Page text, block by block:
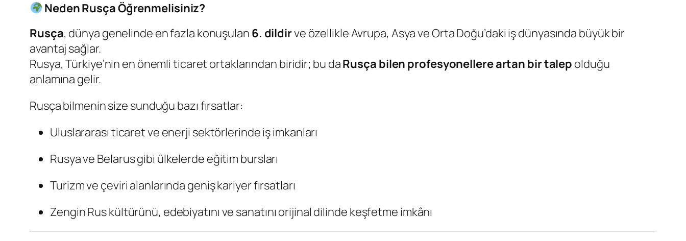
Neden Rusça Öğrenmelisiniz?
Rusça, dünya genelinde en fazla konuşulan 6. dildirve özellikle Avrupa, Asya ve Orta Doğu’daki iş dünyasında büyük bir
avantaj sağlar.
Rusya, Türkiye’nin en önemli ticaret ortaklarından biridir; bu daRusça bilen profesyonellere artan bir talep olduğu
anlamına gelir.
Rusça bilmenin size sunduğu bazı fırsatlar:
Uluslararası ticaret ve enerji sektörlerinde iş imkanları
Rusya ve Belarus gibi ülkelerde eğitim bursları
Turizm ve çeviri alanlarında geniş kariyer fırsatları
Zengin Rus kültürünü, edebiyatını ve sanatını orijinal dilinde keşfetme imkânı